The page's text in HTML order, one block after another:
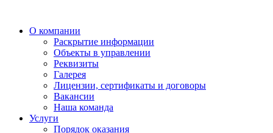
О компании
Раскрытие информации
Объекты в управлении
Реквизиты
Галерея
Лицензии, сертификаты и договоры
Вакансии
Наша команда
Услуги
Порядок оказания